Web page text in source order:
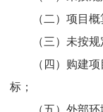
（二）项目
（三）未按
（四）购建
标；
（五）外部